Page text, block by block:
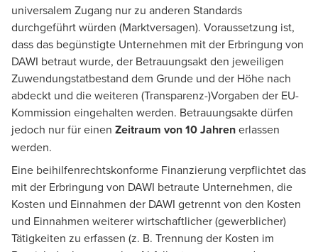
universalem Zugang nur zu anderen Standards
durchgeführt würden (Marktversagen). Voraussetzung ist,
dass das begünstigte Unternehmen mit der Erbringung von
DAWI betraut wurde, der Betrauungsakt den jeweiligen
Zuwendungstatbestand dem Grunde und der Höhe nach
abdeckt und die weiteren (Transparenz-)Vorgaben der EU-
Kommission eingehalten werden. Betrauungsakte dürfen
jedoch nur für einen Zeitraum von 10 Jahrenerlassen
werden.
Eine beihilfenrechtskonforme Finanzierung verpflichtet das
mit der Erbringung von DAWI betraute Unternehmen, die
Kosten und Einnahmen der DAWI getrennt von den Kosten
und Einnahmen weiterer wirtschaftlicher (gewerblicher)
Tätigkeiten zu erfassen (z. B. Trennung der Kosten im